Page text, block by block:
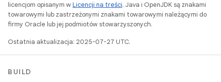
licencjom opisanym wLicencji na treści. Java i OpenJDK są znakami
towarowymi lub zastrzeżonymi znakami towarowymi należącymi do
firmy Oracle lub jej podmiotów stowarzyszonych.
Ostatnia aktualizacja: 2025-07-27 UTC.
BUILD